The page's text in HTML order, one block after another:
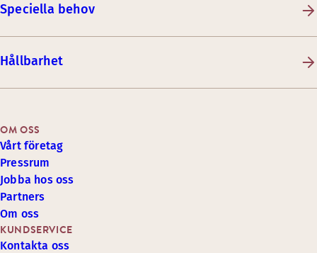
Speciella behov
Hållbarhet
KUNDSERVICE
Kontakta oss
OM OSS
Vårt företag
Pressrum
Jobba hos oss
Partners
Om oss